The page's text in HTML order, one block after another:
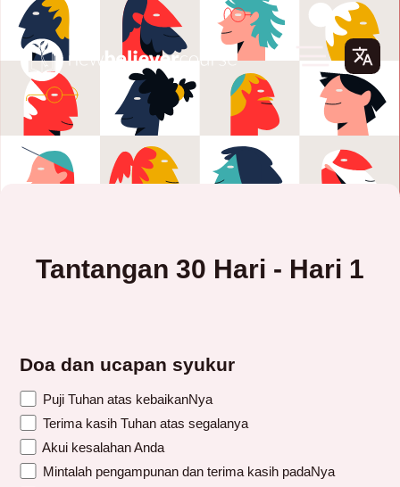
Tantangan 30 Hari - Hari 1
Doa dan ucapan syukur
Puji Tuhan atas kebaikanNya
Terima kasih Tuhan atas segalanya
Akui kesalahan Anda
Mintalah pengampunan dan terima kasih padaNya